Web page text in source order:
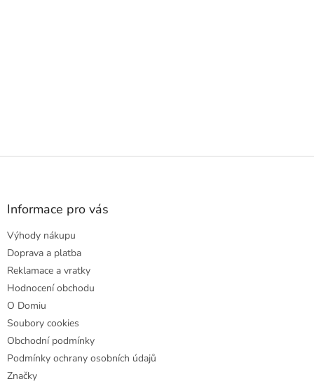
Z
Informace pro vás
Výhody nákupu
Doprava a platba
Reklamace a vratky
Hodnocení obchodu
O Domiu
Soubory cookies
Obchodní podmínky
Podmínky ochrany osobních údajů
Značky